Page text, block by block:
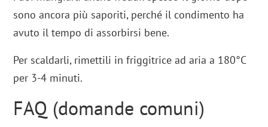
sono ancora più saporiti, perché il condimento ha
avuto il tempo di assorbirsi bene.
Per scaldarli, rimettili in friggitrice ad aria a 180°C
per 3-4 minuti.
FAQ (domande comuni)